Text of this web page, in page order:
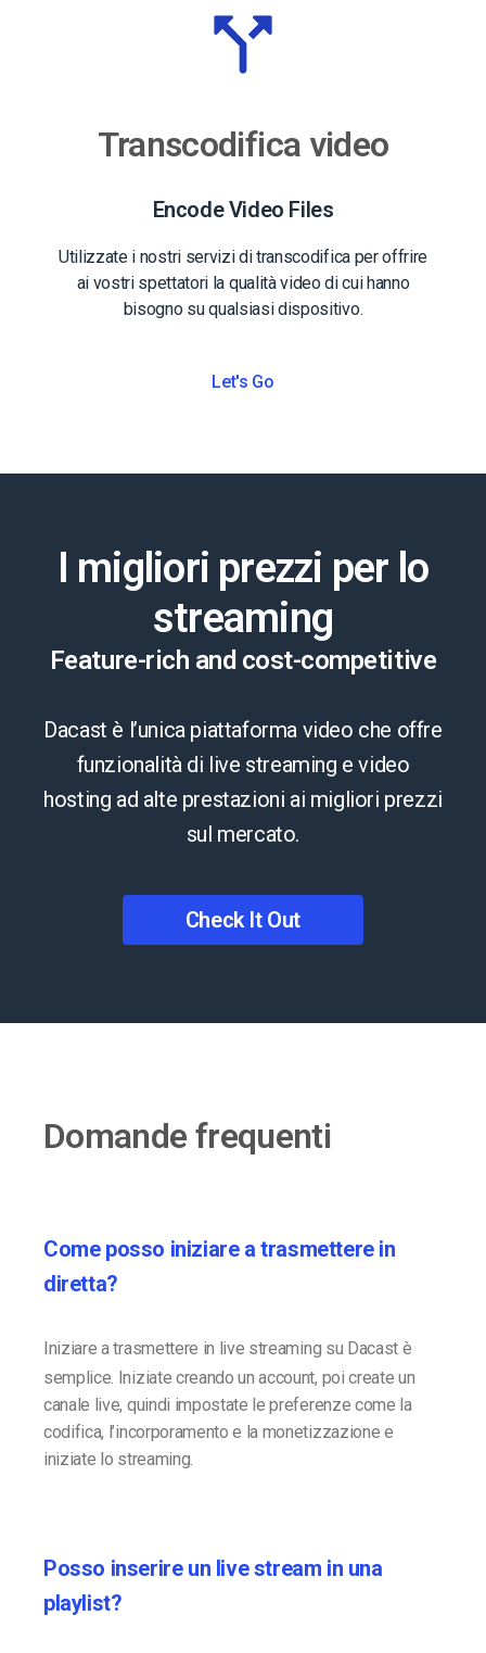
Transcodifica video
Encode Video Files
Utilizzate i nostri servizi di transcodifica per offrire
ai vostri spettatori la qualità video di cui hanno
bisogno su qualsiasi dispositivo.
Let's Go
I migliori prezzi per lo
streaming
Feature-rich and cost-competitive
Dacast è l’unica piattaforma video che offre
funzionalità di live streaming e video
hosting ad alte prestazioni ai migliori prezzi
sul mercato.
Check It Out
Domande frequenti
Come posso iniziare a trasmettere in
diretta?
Iniziare a trasmettere in live streaming su Dacast è
semplice. Iniziate creando un account, poi create un
canale live, quindi impostate le preferenze come la
codifica, l’incorporamento e la monetizzazione e
iniziate lo streaming.
Posso inserire un live stream in una
playlist?